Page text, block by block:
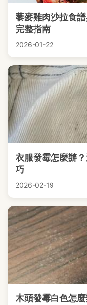
藜麥雞肉沙拉食
完整指南
2026-01-22
衣服發霉怎麼辦
巧
2026-02-19
木頭發霉白色怎